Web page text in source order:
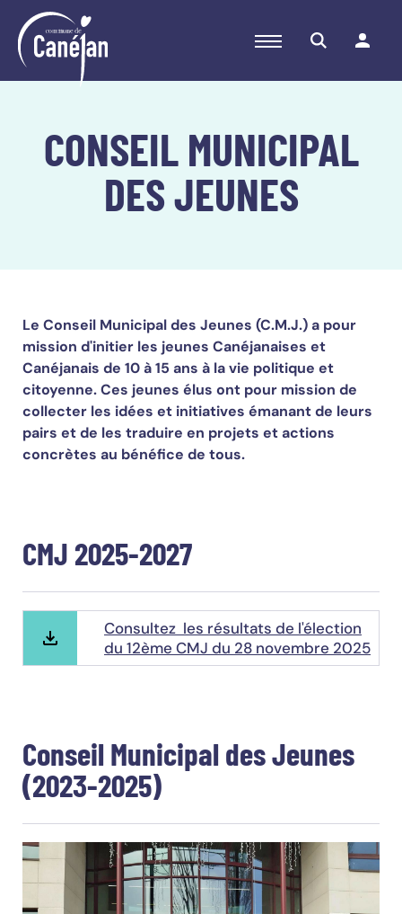
Aller au contenu
Aller à la navigation principale
Aller au pied de page
OUVRIR LE
MENU
DE NAVIGATION
CONSEIL MUNICIPAL
DES JEUNES
Le Conseil Municipal des Jeunes (C.M.J.) a pour
mission d'initier les jeunes Canéjanaises et
Canéjanais de 10 à 15 ans à la vie politique et
citoyenne. Ces jeunes élus ont pour mission de
collecter les idées et initiatives émanant de leurs
pairs et de les traduire en projets et actions
concrètes au bénéfice de tous.
CMJ 2025-2027
Consultez les résultats de l'élection
du 12ème CMJ du 28 novembre 2025
Conseil Municipal des Jeunes
(2023-2025)